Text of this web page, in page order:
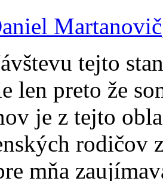
Martanovič
tejto
len preto že
je z tejto
rodičov
mňa